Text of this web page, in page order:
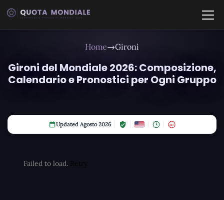
Home→Gironi
Gironi del Mondiale 2026: Composizione,
Calendario e Pronostici per Ogni Gruppo
Updated Agosto 2026 18+
Failed to load. Retry